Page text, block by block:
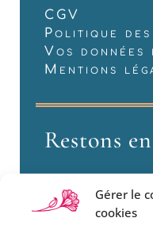
Gérer le
cookies
CGV
Politique des
Vos données
Mentions
Restons